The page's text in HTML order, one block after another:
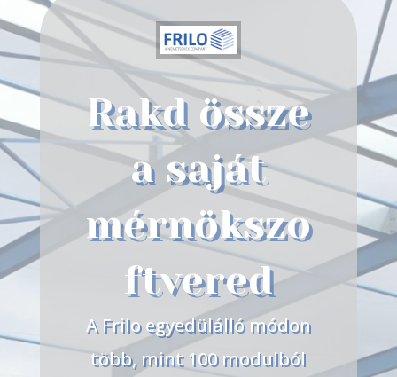
Rakd össze
a saját
mérnökszo
ftvered
A Frilo egyedülálló módon
több, mint 100 modulból